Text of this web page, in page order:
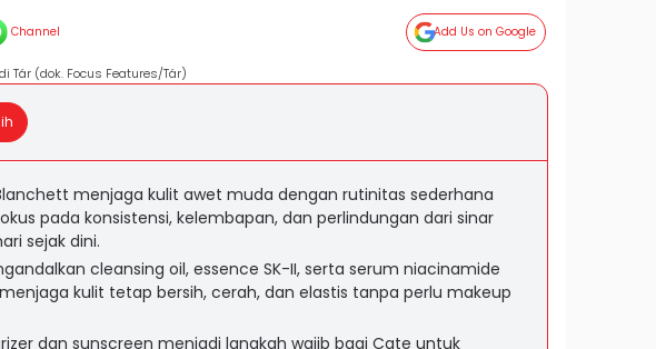
Channel Add Us on Google
Tár (dok. Focus Features/Tár)
menjaga kulit awet muda dengan rutinitas sederhana
pada konsistensi, kelembapan, dan perlindungan dari sinar
sejak dini.
cleansing oil, essence SK-II, serta serum niacinamide
kulit tetap bersih, cerah, dan elastis tanpa perlu makeup
dan sunscreen menjadi langkah wajib bagi Cate untuk